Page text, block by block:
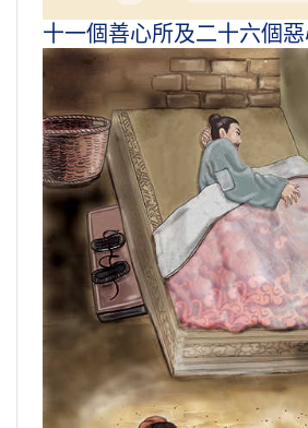
十一個善心所及二十六個